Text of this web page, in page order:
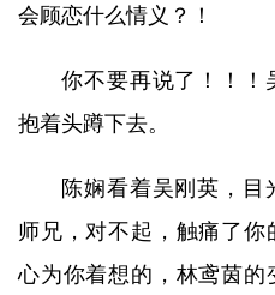
会顾恋什么情义？！
你不要再说了！！！
抱着头蹲下去。
陈娴看着吴刚英，
师兄，对不起，触痛了
心为你着想的，林鸢茵